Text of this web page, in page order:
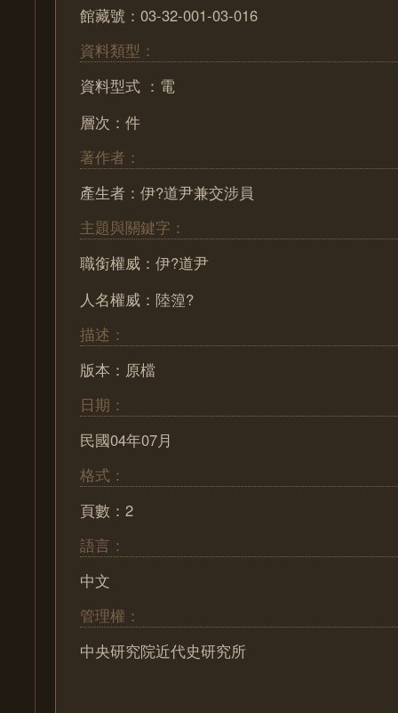
館藏號：03-32-001-03-016
資料類型：
資料型式 ：電
層次：件
著作者：
產生者：伊?道尹兼交涉員
主題與關鍵字：
職銜權威：伊?道尹
人名權威：陸篞?
描述：
版本：原檔
日期：
民國04年07月
格式：
頁數：2
語言：
中文
管理權：
中央研究院近代史研究所